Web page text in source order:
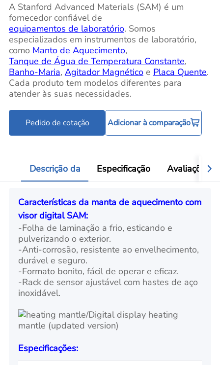
A Stanford Advanced Materials (SAM) é um
fornecedor confiável de
equipamentos de laboratório. Somos
especializados em instrumentos de laboratório,
como Manto de Aquecimento,
Tanque de Água de Temperatura Constante,
Banho-Maria, Agitador Magnéticoe Placa Quente.
Cada produto tem modelos diferentes para
atender às suas necessidades.
Pedido de cotação Adicionar à comparação
Descrição da Especificação Avaliações
Características da manta de aquecimento com
visor digital SAM:
-Folha de laminação a frio, esticando e
pulverizando o exterior.
-Anti-corrosão, resistente ao envelhecimento,
durável e seguro.
-Formato bonito, fácil de operar e eficaz.
-Rack de sensor ajustável com hastes de aço
inoxidável.
Especificações: